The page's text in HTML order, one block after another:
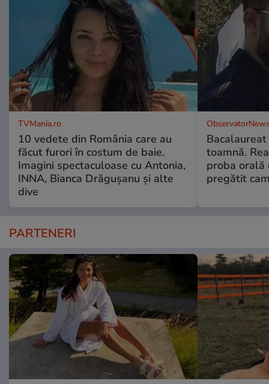
TVMania.ro
10 vedete din România care au
făcut furori în costum de baie.
Imagini spectaculoase cu Antonia,
INNA, Bianca Drăgușanu și alte
dive
toamnă.
proba orală
pregătit
PARTENERI